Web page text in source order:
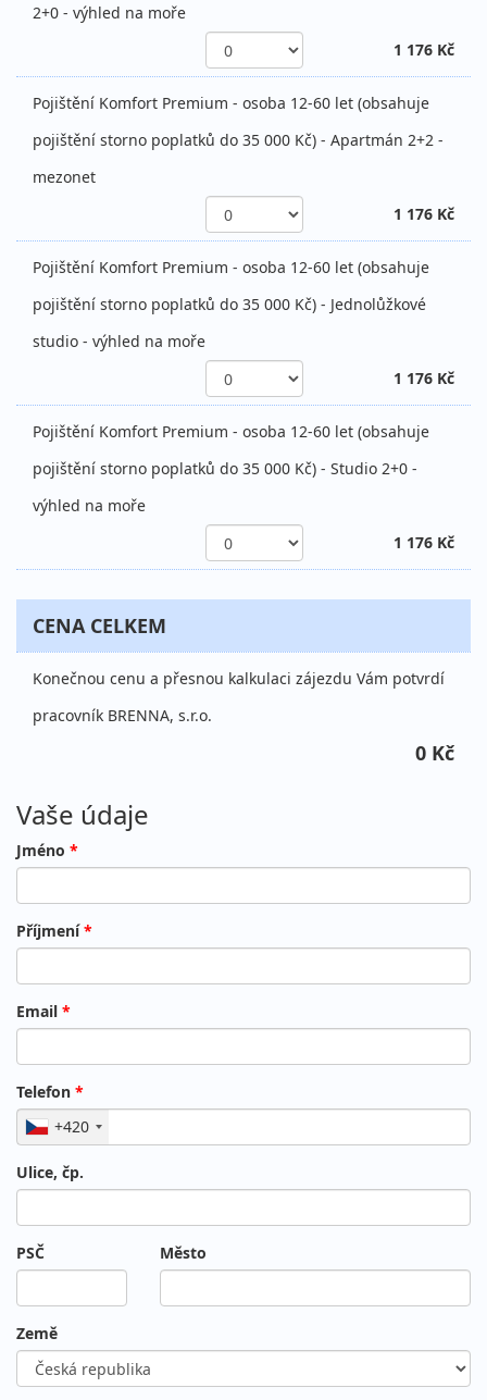
2+0 - výhled na moře
1 176 Kč
Pojištění Komfort Premium - osoba 12-60 let (obsahuje
pojištění storno poplatků do 35 000 Kč) - Apartmán 2+2 -
mezonet
1 176 Kč
Pojištění Komfort Premium - osoba 12-60 let (obsahuje
pojištění storno poplatků do 35 000 Kč) - Jednolůžkové
studio - výhled na moře
1 176 Kč
Pojištění Komfort Premium - osoba 12-60 let (obsahuje
pojištění storno poplatků do 35 000 Kč) - Studio 2+0 -
výhled na moře
1 176 Kč
CENA CELKEM
Konečnou cenu a přesnou kalkulaci zájezdu Vám potvrdí
pracovník BRENNA, s.r.o.
0 Kč
Vaše údaje
Jméno *
Příjmení*
Email *
Telefon *
+420
Ulice, čp.
PSČ Město
Země